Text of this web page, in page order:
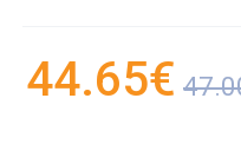
44.65€